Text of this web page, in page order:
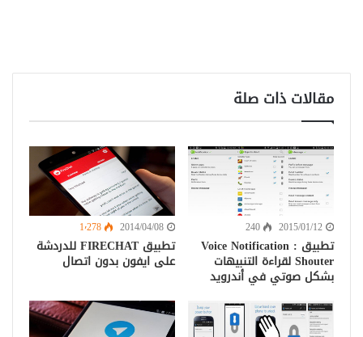
مقالات ذات صلة
2015/01/12
240
تطبيق Voice Notification :
Shouter لقراءة التنبيهات
بشكل صوتي في أندرويد
2014/04/08 1٬278
تطبيق FIRECHAT للدردشة
على ايفون بدون اتصال